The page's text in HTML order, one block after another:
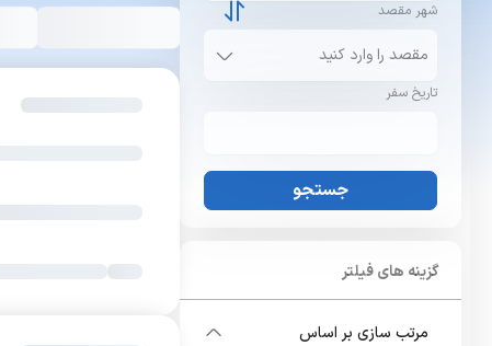
شهر مقصد
تاریخ سفر
جستجو
گزینه های فیلتر
مرتب سازی بر اساس